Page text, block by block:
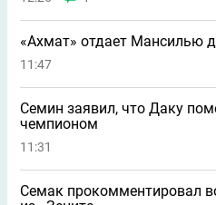
«Ахмат» отдает Мансилью
11:47
Семин заявил, что Даку
чемпионом
11:31
Семак прокомментировал